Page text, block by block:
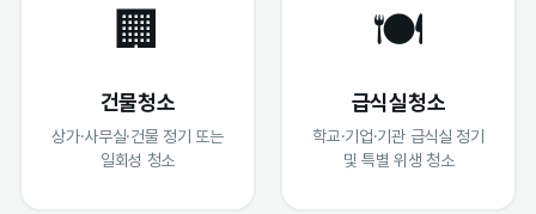
🏢
건물청소
상가·사무실·건물 정기 또는
일회성 청소
🍽️
급식실청소
학교·기업·기관 급식실 정기
및 특별 위생 청소